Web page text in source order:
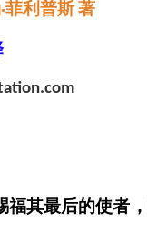
菲利普斯 著
其最后的使者